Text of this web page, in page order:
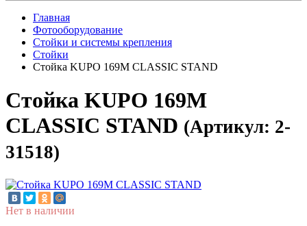
Главная
Фотооборудование
Стойки и системы крепления
Стойки
Стойка KUPO 169M CLASSIC STAND
Стойка KUPO 169M
CLASSIC STAND (Артикул: 2-
31518)
Нет в наличии